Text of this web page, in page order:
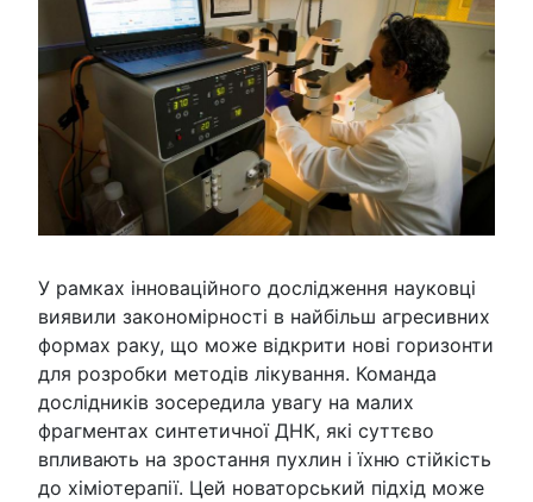
У рамках інноваційного дослідження науковці
виявили закономірності в найбільш агресивних
формах раку, що може відкрити нові горизонти
для розробки методів лікування. Команда
дослідників зосередила увагу на малих
фрагментах синтетичної ДНК, які суттєво
впливають на зростання пухлин і їхню стійкість
до хіміотерапії. Цей новаторський підхід може